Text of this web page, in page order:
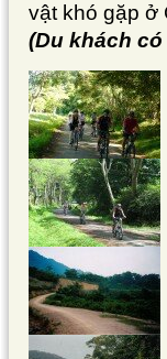
vật khó gặp ở
(Du khách